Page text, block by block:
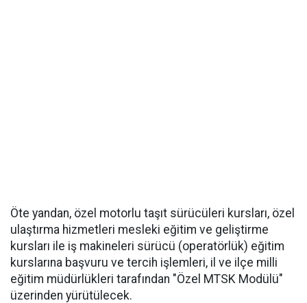
Öte yandan, özel motorlu taşıt sürücüleri kursları, özel
ulaştırma hizmetleri mesleki eğitim ve geliştirme
kursları ile iş makineleri sürücü (operatörlük) eğitim
kurslarına başvuru ve tercih işlemleri, il ve ilçe milli
eğitim müdürlükleri tarafından "Özel MTSK Modülü"
üzerinden yürütülecek.